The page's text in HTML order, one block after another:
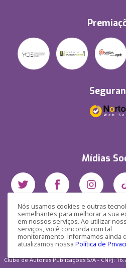
Nós usamos cookies e outras
semelhantes para melhorar a sua
em nossos serviços. Ao utilizar
serviços, você concorda com tal
monitoramento. Informamos ainda
atualizamos nossa Política de
Mídias
Clube de Autores Publicações S/A - CNPJ: